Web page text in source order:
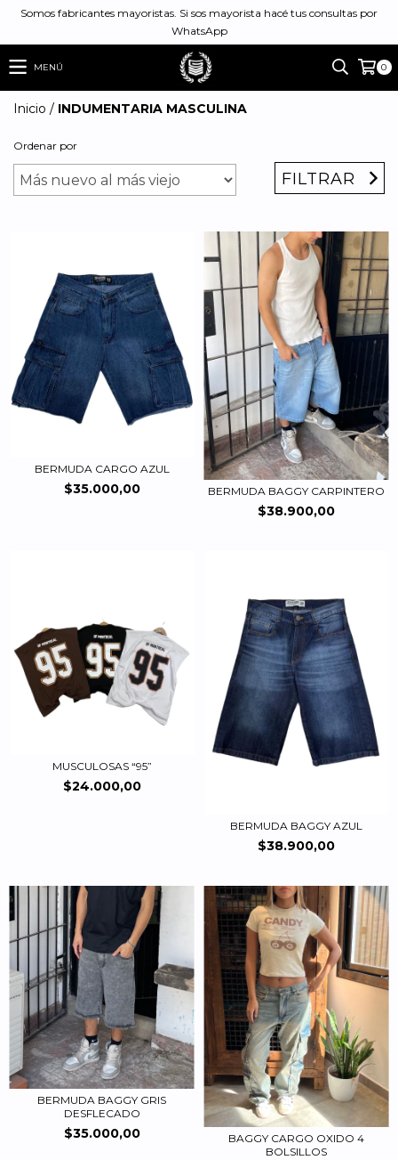
Somos fabricantes mayoristas. Si sos mayorista hacé tus consultas por
WhatsApp
MENÚ 0
Inicio / INDUMENTARIA MASCULINA
Ordenar por
FILTRAR
BERMUDA CARGO AZUL
$35.000,00 BERMUDA BAGGY CARPINTERO
$38.900,00
MUSCULOSAS “95”
$24.000,00
BERMUDA BAGGY AZUL
$38.900,00
BERMUDA BAGGY GRIS
DESFLECADO
$35.000,00
BAGGY CARGO OXIDO 4
BOLSILLOS